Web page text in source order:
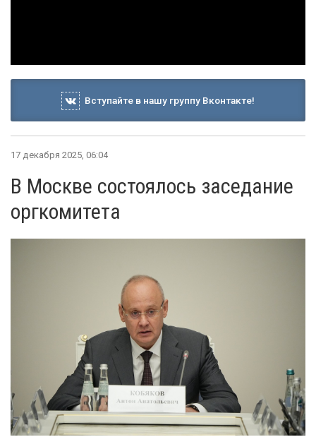
Вступайте в нашу группу Вконтакте!
17 декабря 2025, 06:04
В Москве состоялось заседание
оргкомитета